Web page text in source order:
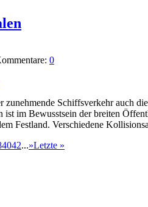
0
Schiffsverkehr auch
ist im Bewusstsein der breiten
Festland. Verschiedene
4042...»Letzte »